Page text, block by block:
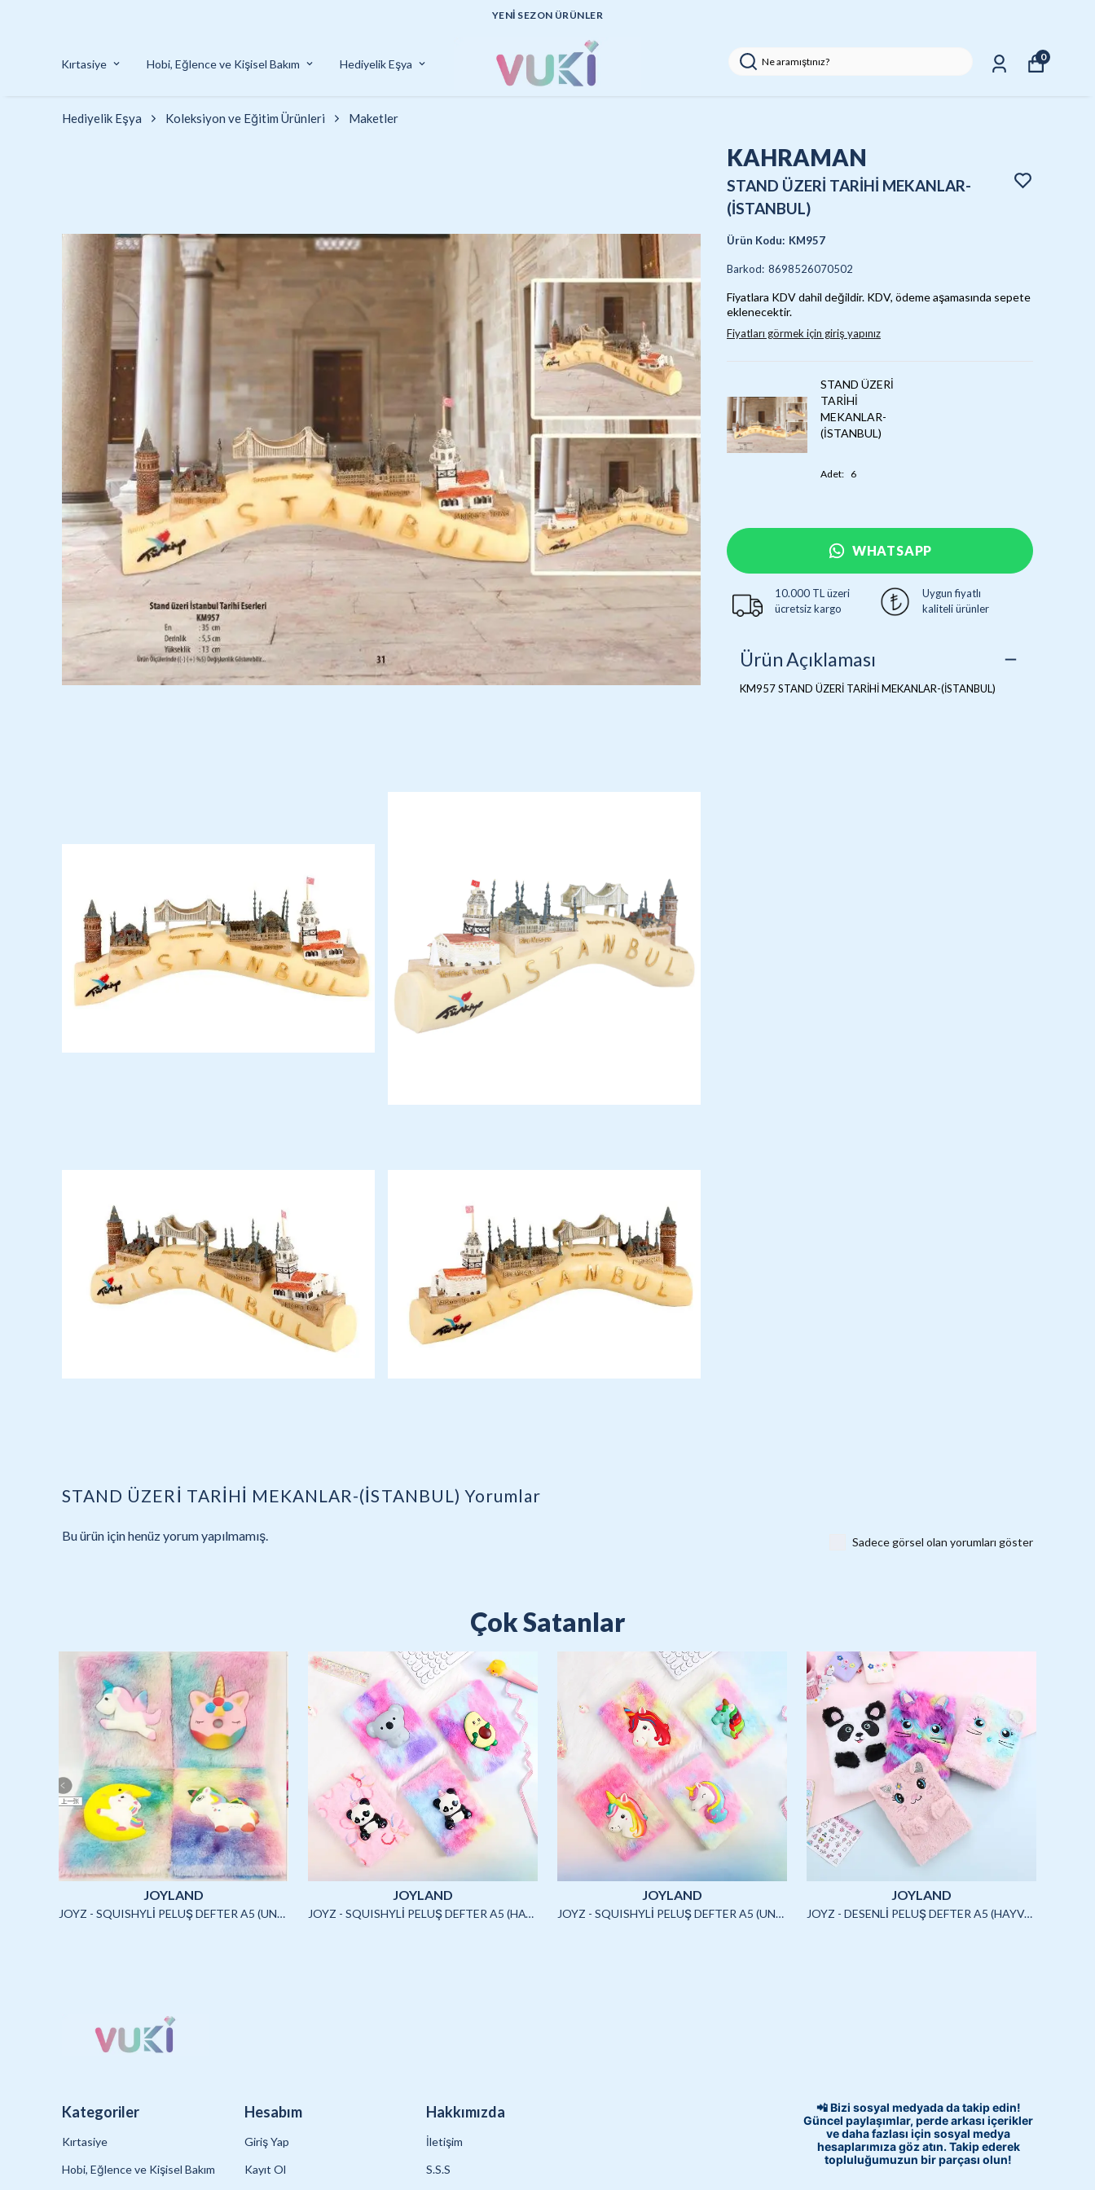
UYGUN FİYATLI KALİTELİ ÜRÜNLER
Kırtasiye Hobi, Eğlence ve Kişisel Bakım Hediyelik Eşya
0
Hediyelik Eşya Koleksiyon ve Eğitim Ürünleri Maketler
KAHRAMAN
STAND ÜZERİ TARİHİ MEKANLAR-
(İSTANBUL)
Ürün Kodu: KM957
Barkod: 8698526070502
Fiyatlara KDV dahil değildir. KDV, ödeme aşamasında sepete
eklenecektir.
Fiyatları görmek için giriş yapınız
STAND ÜZERİ
TARİHİ
MEKANLAR-
(İSTANBUL)
Adet: 6
WHATSAPP
10.000 TL üzeri
ücretsiz kargo
Uygun fiyatlı
kaliteli ürünler
Ürün Açıklaması
KM957 STAND ÜZERİ TARİHİ MEKANLAR-(İSTANBUL)
STAND ÜZERİ TARİHİ MEKANLAR-(İSTANBUL) Yorumlar
Bu ürün için henüz yorum yapılmamış. Sadece görsel olan yorumları göster
Çok Satanlar
JOYLAND
JOYZ - SQUISHYLİ PELUŞ DEFTER A5 (UNICORN2)-4/S
JOYLAND
JOYZ - SQUISHYLİ PELUŞ DEFTER A5 (HAYVANLAR)-4/S
JOYLAND
JOYZ - SQUISHYLİ PELUŞ DEFTER A5 (UNICORN)-4/S
JOYLAND
JOYZ - DESENLİ PELUŞ DEFTER A5 (HAYVANLAR)-3/S
Kategoriler
Kırtasiye
Hobi, Eğlence ve Kişisel Bakım
Hesabım
Giriş Yap
Kayıt Ol
Hakkımızda
İletişim
S.S.S
📲 Bizi sosyal medyada da takip edin!
Güncel paylaşımlar, perde arkası içerikler
ve daha fazlası için sosyal medya
hesaplarımıza göz atın. Takip ederek
topluluğumuzun bir parçası olun!